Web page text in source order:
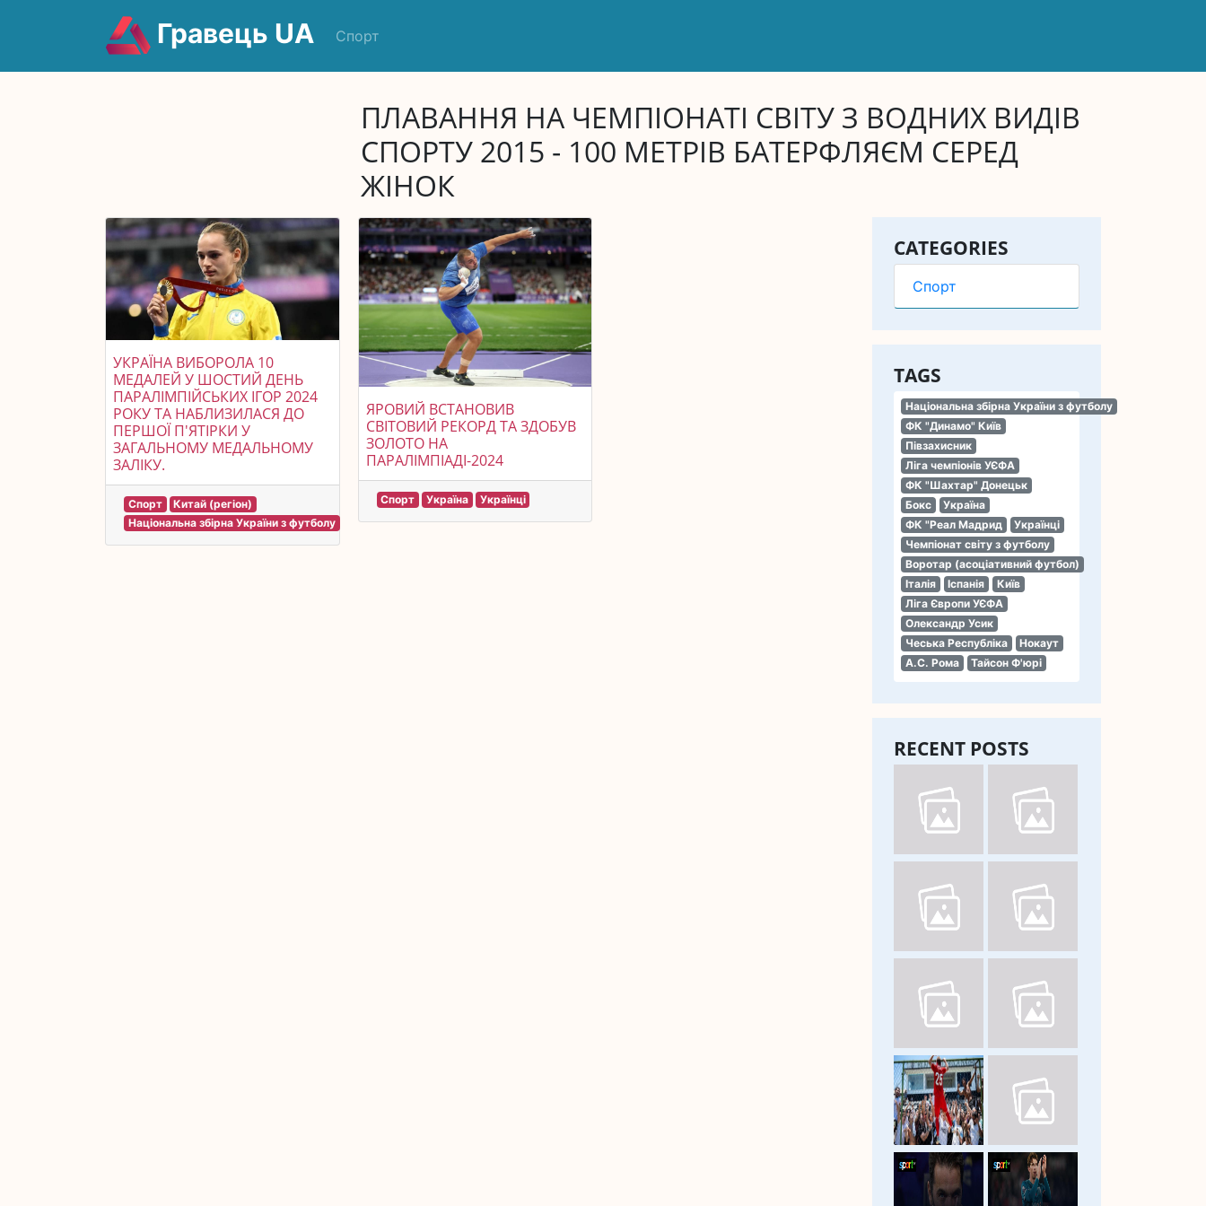
Гравець UA Спорт
ПЛАВАННЯ НА ЧЕМПІОНАТІ СВІТУ З ВОДНИХ ВИДІВ
СПОРТУ 2015 - 100 МЕТРІВ БАТЕРФЛЯЄМ СЕРЕД
ЖІНОК
CATEGORIES
Спорт
TAGS
Національна збірна України з футболу
ФК "Динамо" Київ
Півзахисник
Ліга чемпіонів УЄФА
ФК "Шахтар" Донецьк
Бокс
Україна
ФК "Реал Мадрид
Українці
Чемпіонат світу з футболу
Воротар (асоціативний футбол)
Італія
Іспанія
Київ
Ліга Європи УЄФА
Олександр Усик
Чеська Республіка
Нокаут
А.С. Рома
Тайсон Ф'юрі
RECENT POSTS
УКРАЇНА ВИБОРОЛА 10
МЕДАЛЕЙ У ШОСТИЙ ДЕНЬ
ПАРАЛІМПІЙСЬКИХ ІГОР 2024
РОКУ ТА НАБЛИЗИЛАСЯ ДО
ПЕРШОЇ П'ЯТІРКИ У
ЗАГАЛЬНОМУ МЕДАЛЬНОМУ
ЗАЛІКУ.
Спорт
Китай (регіон)
Національна збірна України з футболу
ЯРОВИЙ ВСТАНОВИВ
СВІТОВИЙ РЕКОРД ТА ЗДОБУВ
ЗОЛОТО НА
ПАРАЛІМПІАДІ-2024
Спорт Україна Українці